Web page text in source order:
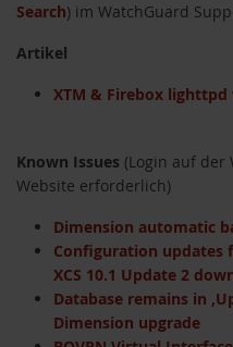
Search) im WatchGuard
Artikel
XTM & Firebox lighttpd
Known Issues (Login auf der
Website erforderlich)
Dimension automatic
Configuration updates
XCS 10.1 Update 2
Database remains in
Dimension upgrade